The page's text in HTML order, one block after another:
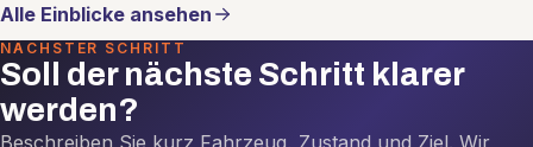
Alle Einblicke ansehen
NÄCHSTER SCHRITT
Soll der nächste Schritt klarer
werden?
Beschreiben Sie kurz Fahrzeug, Zustand und Ziel. Wir